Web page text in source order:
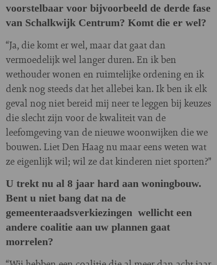
voorstelbaar voor bijvoorbeeld de derde fase
van Schalkwijk Centrum? Komt die er wel?
“Ja, die komt er wel, maar dat gaat dan
vermoedelijk wel langer duren. En ik ben
wethouder wonen en ruimtelijke ordening en ik
denk nog steeds dat het allebei kan. Ik ben ik elk
geval nog niet bereid mij neer te leggen bij keuzes
die slecht zijn voor de kwaliteit van de
leefomgeving van de nieuwe woonwijken die we
bouwen. Liet Den Haag nu maar eens weten wat
ze eigenlijk wil; wil ze dat kinderen niet sporten?"
U trekt nu al 8 jaar hard aan woningbouw.
Bent u niet bang dat na de
gemeenteraadsverkiezingen wellicht een
andere coalitie aan uw plannen gaat
morrelen?